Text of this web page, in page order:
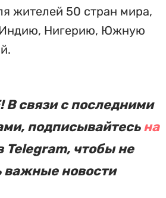
жителей 50 стран мира,
Индию, Нигерию, Южную
связи с последними
подписывайтесьна
Telegram, чтобы не
важные новости